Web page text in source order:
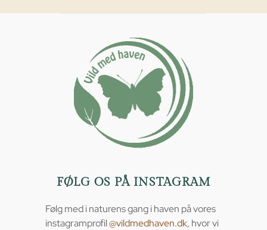
FØLG OS PÅ INSTAGRAM
Følg med i naturens gang i haven på vores
instagramprofil@vildmedhaven.dk, hvor vi